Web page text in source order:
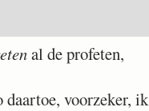
al de profeten,
daartoe, voorzeker, ik